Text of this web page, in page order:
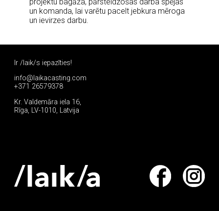
projektu bagāža, pārsteidzošas darba spējas
un komanda, lai varētu pacelt jebkura mēroga
un ievirzes darbu.
Ir /laik/s iepazīties!
info@laikacasting.com
+371 26579378
Kr. Valdemāra iela 16,
Rīga, LV-1010, Latvija